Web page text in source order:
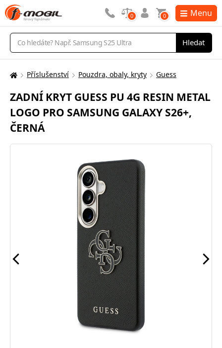
Vyhledávání
Hledat
0 0 Menu
Zde
nacházíte:
Příslušenství Pouzdra, obaly, kryty Guess
ZADNÍ KRYT GUESS PU 4G RESIN METAL
LOGO PRO SAMSUNG GALAXY S26+,
ČERNÁ